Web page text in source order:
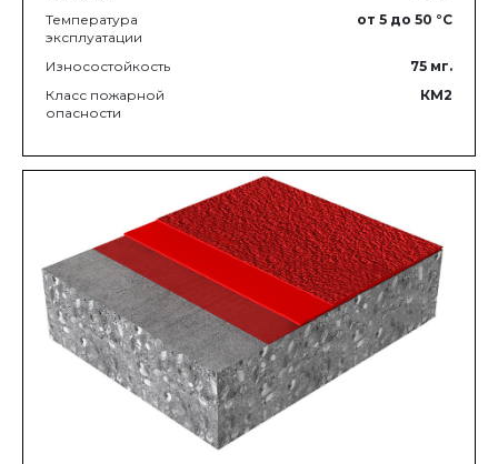
Температура
эксплуатации
от 5 до 50 °C
Износостойкость 75 мг.
Класс пожарной
опасности
КМ2